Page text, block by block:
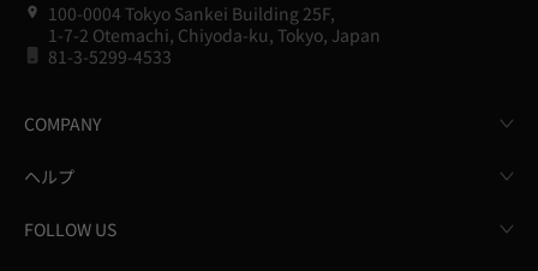
100-0004 Tokyo Sankei Building 25F,
1-7-2 Otemachi, Chiyoda-ku, Tokyo, Japan
81-3-5299-4533
COMPANY
ヘルプ
FOLLOW US